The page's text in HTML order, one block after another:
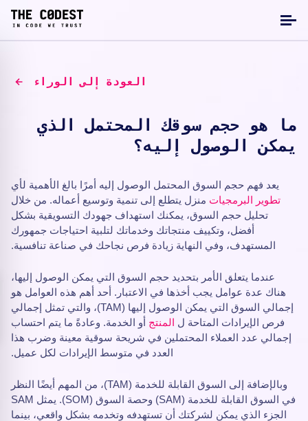
العودة إلى الوراء
ما هو حجم سوقك المحتمل الذي
يمكن الوصول إليه؟
يعد فهم حجم السوق المحتمل الوصول إليه أمرًا بالغ الأهمية لأي
تطوير البرمجيات منزل يتطلع إلى تنمية وتوسيع أعماله. من خلال
تحليل حجم السوق، يمكنك استهداف جهودك التسويقية بشكل
أفضل، وتكييف منتجاتك وخدماتك لتلبية احتياجات جمهورك
المستهدف، وفي النهاية زيادة فرص نجاحك في صناعة تنافسية.
عندما يتعلق الأمر بتحديد حجم السوق التي يمكن الوصول إليها،
هناك عدة عوامل يجب أخذها في الاعتبار. أحد أهم هذه العوامل هو
إجمالي السوق التي يمكن الوصول إليها (TAM)، والتي تمثل إجمالي
فرص الإيرادات المتاحة ل المنتج أو الخدمة. وعادةً ما يتم احتساب
إجمالي عدد العملاء المحتملين في شريحة سوقية معينة وضرب هذا
العدد في متوسط الإيرادات لكل عميل.
وبالإضافة إلى السوق القابلة للخدمة (TAM)، من المهم أيضًا النظر
في السوق القابلة للخدمة (SAM) وحصة السوق (SOM). يمثل SAM
الجزء الذي يمكن لشركتك أن تستهدفه وتخدمه بشكل واقعي، بينما